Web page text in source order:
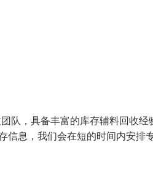
队，具备丰富的库存辅料回收
息，我们会在短的时间内安排